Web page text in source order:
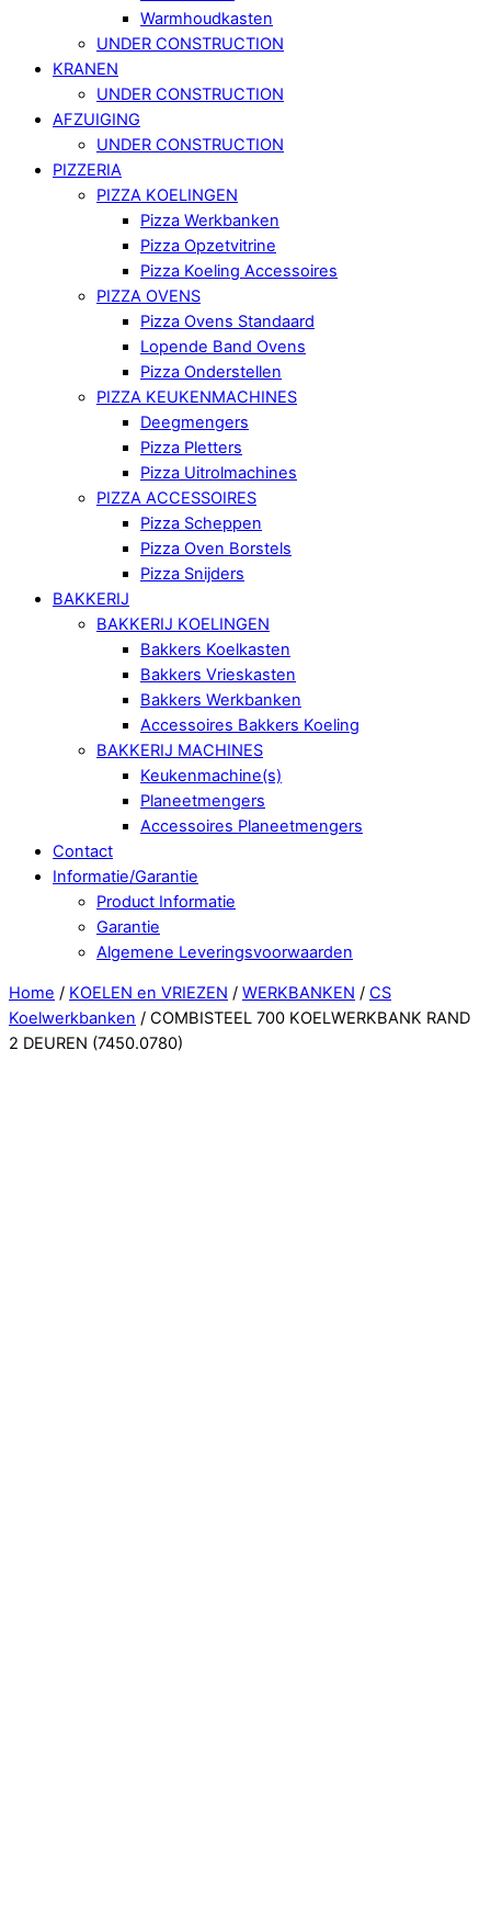
Warmhoudkasten
UNDER CONSTRUCTION
KRANEN
UNDER CONSTRUCTION
AFZUIGING
UNDER CONSTRUCTION
PIZZERIA
PIZZA KOELINGEN
Pizza Werkbanken
Pizza Opzetvitrine
Pizza Koeling Accessoires
PIZZA OVENS
Pizza Ovens Standaard
Lopende Band Ovens
Pizza Onderstellen
PIZZA KEUKENMACHINES
Deegmengers
Pizza Pletters
Pizza Uitrolmachines
PIZZA ACCESSOIRES
Pizza Scheppen
Pizza Oven Borstels
Pizza Snijders
BAKKERIJ
BAKKERIJ KOELINGEN
Bakkers Koelkasten
Bakkers Vrieskasten
Bakkers Werkbanken
Accessoires Bakkers Koeling
BAKKERIJ MACHINES
Keukenmachine(s)
Planeetmengers
Accessoires Planeetmengers
Contact
Informatie/Garantie
Product Informatie
Garantie
Algemene Leveringsvoorwaarden
Close
Menu
Home / KOELEN en VRIEZEN / WERKBANKEN / CS
Koelwerkbanken / COMBISTEEL 700 KOELWERKBANK RAND
2 DEUREN (7450.0780)